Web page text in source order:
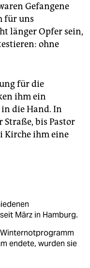
Gefangene
für uns
länger Opfer sein,
ohne
für die
ihm ein
die Hand. In
bis Pastor
Kirche ihm eine
März in Hamburg.
endete, wurden sie